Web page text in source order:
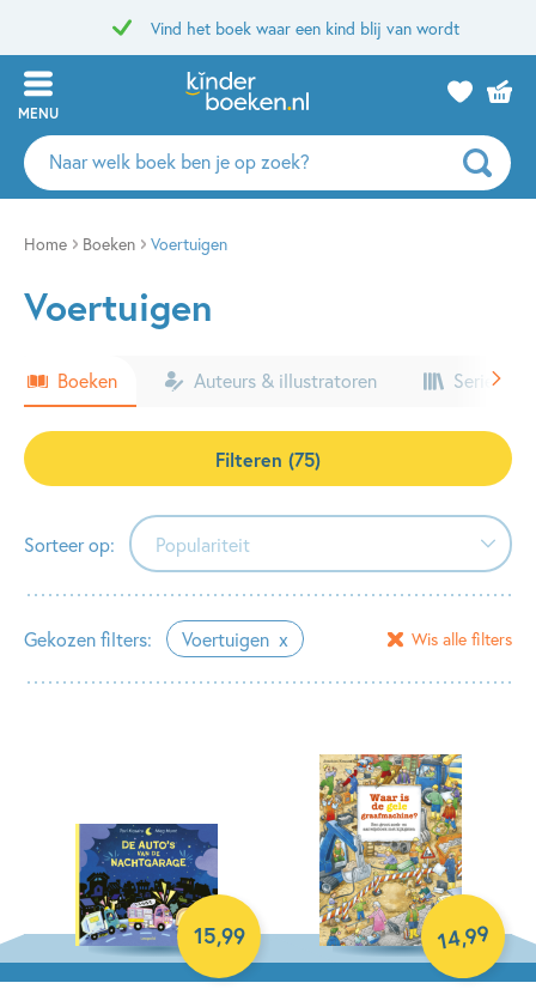
Vind het boek waar een kind blij van wordt
MENU
Zoeken
naar
auteurs
uitgevers
Home Boeken Voertuigen
Voertuigen
Boeken Auteurs & illustratoren Series &
Filteren (75)
Sorteer op: Populariteit
Populariteit
Verschijningsdatum
Alfabetisch (A-Z)
Prijs (aflopend)
Gekozen filters: Voertuigen Wis alle filters
15,99 14,99